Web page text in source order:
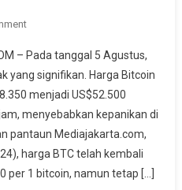
On
Terjun
Bebas,
Peluang
Pembelian
Atau
Tanda
Bahaya?
– Pada tanggal 5 Agustus,
yang signifikan. Harga Bitcoin
menjadi US$52.500
menyebabkan kepanikan di
pantaun Mediajakarta.com,
harga BTC telah kembali
per 1 bitcoin, namun tetap […]